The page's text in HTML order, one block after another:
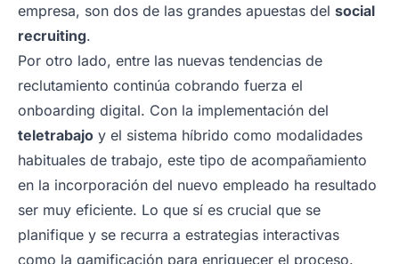
empresa, son dos de las grandes apuestas del social
recruiting.
Por otro lado, entre las nuevas tendencias de
reclutamiento continúa cobrando fuerza el
onboarding digital. Con la implementación del
teletrabajo y el sistema híbrido como modalidades
habituales de trabajo, este tipo de acompañamiento
en la incorporación del nuevo empleado ha resultado
ser muy eficiente. Lo que sí es crucial que se
planifique y se recurra a estrategias interactivas
como la gamificación para enriquecer el proceso.